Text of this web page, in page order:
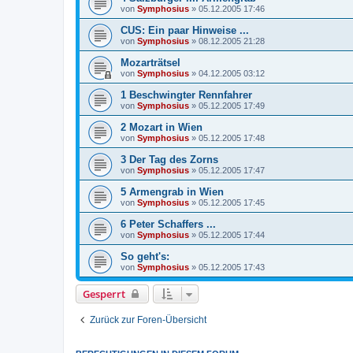
von Symphosius » 05.12.2005 17:46
CUS: Ein paar Hinweise ...
von Symphosius » 08.12.2005 21:28
Mozarträtsel
von Symphosius » 04.12.2005 03:12
1 Beschwingter Rennfahrer
von Symphosius » 05.12.2005 17:49
2 Mozart in Wien
von Symphosius » 05.12.2005 17:48
3 Der Tag des Zorns
von Symphosius » 05.12.2005 17:47
5 Armengrab in Wien
von Symphosius » 05.12.2005 17:45
6 Peter Schaffers ...
von Symphosius » 05.12.2005 17:44
So geht's:
von Symphosius » 05.12.2005 17:43
Gesperrt
Zurück zur Foren-Übersicht